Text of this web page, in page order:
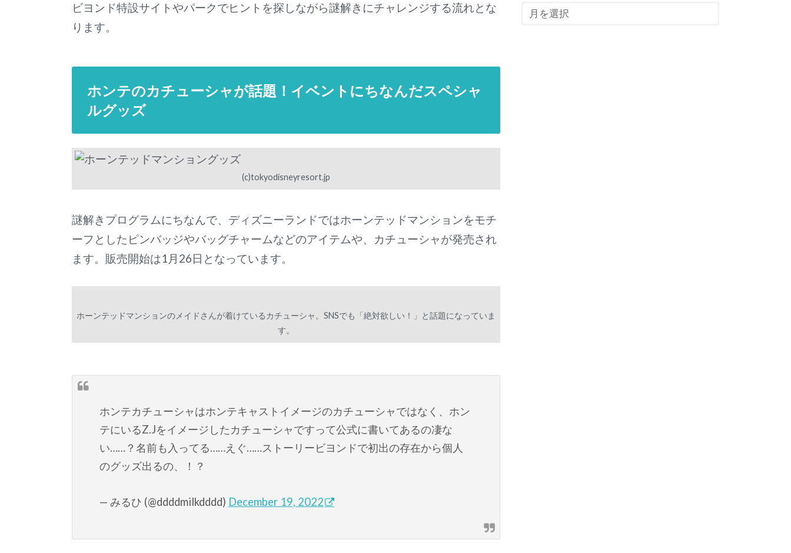
ビヨンド特設サイトやパークでヒントを探しながら謎解きにチャレンジする流れとな
ります。
ホンテのカチューシャが話題！イベントにちなんだスペシャ
ルグッズ
(c)tokyodisneyresort.jp
謎解きプログラムにちなんで、ディズニーランドではホーンテッドマンションをモチ
ーフとしたピンバッジやバッグチャームなどのアイテムや、カチューシャが発売され
ます。販売開始は1月26日となっています。
ホーンテッドマンションのメイドさんが着けているカチューシャ。SNSでも「絶対欲しい！」と話題になっていま
す。
ホンテカチューシャはホンテキャストイメージのカチューシャではなく、ホン
テにいるZ.Jをイメージしたカチューシャですって公式に書いてあるの凄な
い……？名前も入ってる……えぐ……ストーリービヨンドで初出の存在から個人
のグッズ出るの、！？
— みるひ (@ddddmilkdddd) December 19, 2022